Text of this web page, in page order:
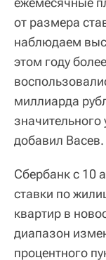
от размера
наблюдаем
этом году
миллиарда
добавил Васев.
Сбербанк с 10
ставки по
квартир в
диапазон
процентного